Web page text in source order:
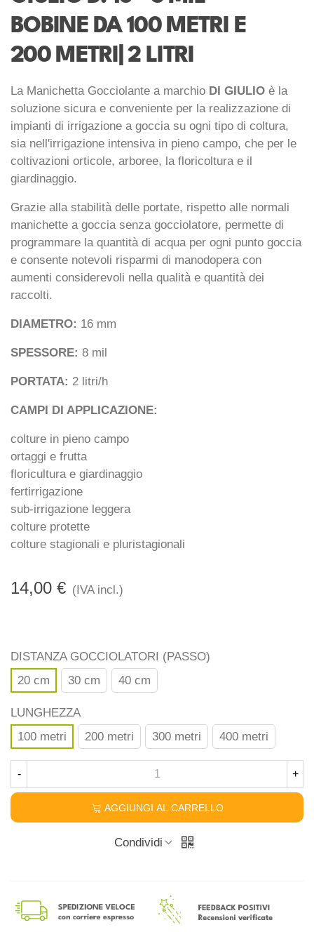
BOBINE DA 100 METRI E
200 METRI| 2 LITRI
La Manichetta Gocciolante a marchio DI GIULIO è la
soluzione sicura e conveniente per la realizzazione di
impianti di irrigazione a goccia su ogni tipo di coltura,
sia nell'irrigazione intensiva in pieno campo, che per le
coltivazioni orticole, arboree, la floricoltura e il
giardinaggio.
Grazie alla stabilità delle portate, rispetto alle normali
manichette a goccia senza gocciolatore, permette di
programmare la quantità di acqua per ogni punto goccia
e consente notevoli risparmi di manodopera con
aumenti considerevoli nella qualità e quantità dei
raccolti.
DIAMETRO: 16 mm
SPESSORE: 8 mil
PORTATA: 2 litri/h
CAMPI DI APPLICAZIONE:
colture in pieno campo
ortaggi e frutta
floricultura e giardinaggio
fertirrigazione
sub-irrigazione leggera
colture protette
colture stagionali e pluristagionali
14,00 € (IVA incl.)
DISTANZA GOCCIOLATORI (PASSO)
20 cm
30 cm 40 cm
LUNGHEZZA
100 metri
200 metri 300 metri 400 metri
- +
AGGIUNGI AL CARRELLO
Condividi